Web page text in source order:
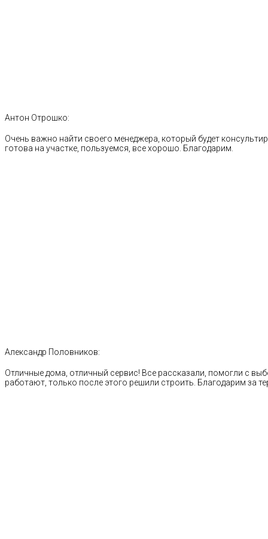
Антон Отрошко:
Очень важно найти своего менеджера, который будет
готова на участке, пользуемся, все хорошо. Благодарим.
Александр Половников:
Отличные дома, отличный сервис! Все рассказали, помогли с
работают, только после этого решили строить. Благодарим за